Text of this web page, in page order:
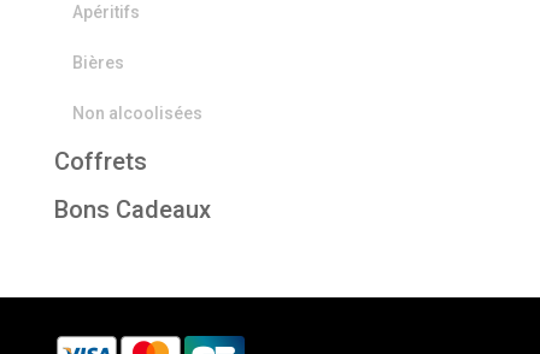
Apéritifs
Bières
Non alcoolisées
Coffrets
Bons Cadeaux